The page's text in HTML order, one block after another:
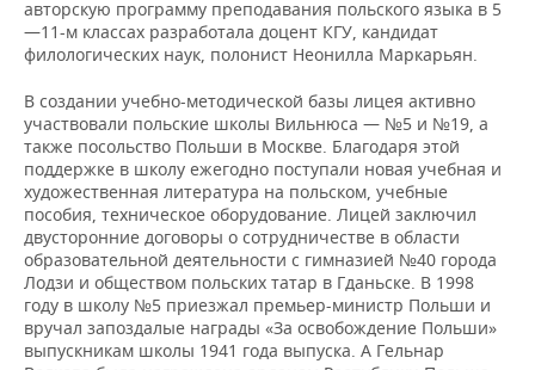
авторскую программу преподавания польского языка в 5
—11-м классах разработала доцент КГУ, кандидат
филологических наук, полонист Неонилла Маркарьян.
В создании учебно-методической базы лицея активно
участвовали польские школы Вильнюса — №5 и №19, а
также посольство Польши в Москве. Благодаря этой
поддержке в школу ежегодно поступали новая учебная и
художественная литература на польском, учебные
пособия, техническое оборудование. Лицей заключил
двусторонние договоры о сотрудничестве в области
образовательной деятельности с гимназией №40 города
Лодзи и обществом польских татар в Гданьске. В 1998
году в школу №5 приезжал премьер-министр Польши и
вручал запоздалые награды «За освобождение Польши»
выпускникам школы 1941 года выпуска. А Гельнар